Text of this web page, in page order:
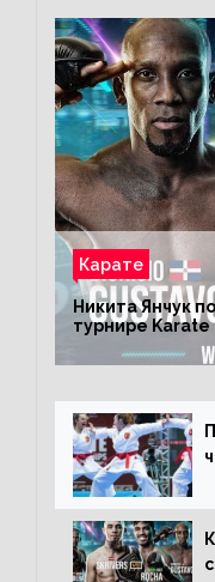
Карате
Никита Янчук
турнире Karate